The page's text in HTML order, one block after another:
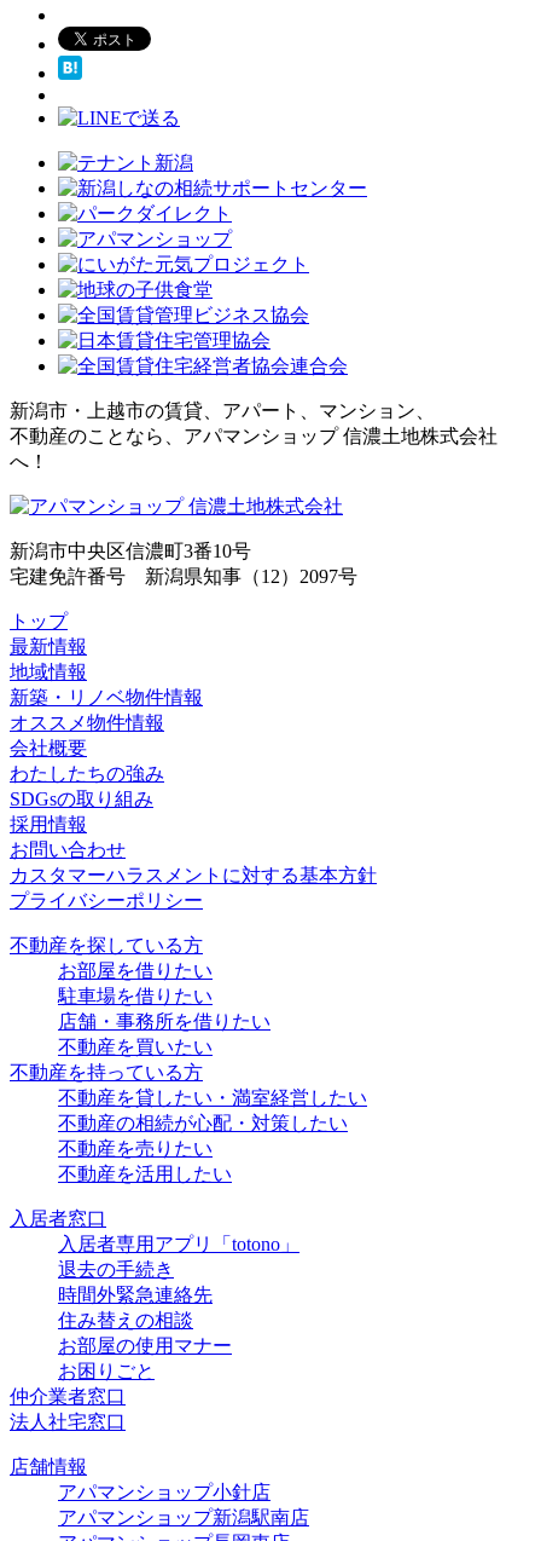
新潟市・上越市の賃貸、アパート、マンション、
不動産のことなら、アパマンショップ 信濃土地株式会社
へ！
新潟市中央区信濃町3番10号
宅建免許番号 新潟県知事（12）2097号
トップ
最新情報
地域情報
新築・リノベ物件情報
オススメ物件情報
会社概要
わたしたちの強み
SDGsの取り組み
採用情報
お問い合わせ
カスタマーハラスメントに対する基本方針
プライバシーポリシー
不動産を探している方
お部屋を借りたい
駐車場を借りたい
店舗・事務所を借りたい
不動産を買いたい
不動産を持っている方
不動産を貸したい・満室経営したい
不動産の相続が心配・対策したい
不動産を売りたい
不動産を活用したい
入居者窓口
入居者専用アプリ「totono」
退去の手続き
時間外緊急連絡先
住み替えの相談
お部屋の使用マナー
お困りごと
仲介業者窓口
法人社宅窓口
店舗情報
アパマンショップ小針店
アパマンショップ新潟駅南店